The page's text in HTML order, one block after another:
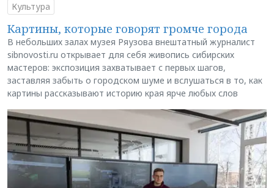
Культура
Картины, которые говорят громче города
В небольших залах музея Ряузова внештатный журналист
sibnovosti.ru открывает для себя живопись сибирских
мастеров: экспозиция захватывает с первых шагов,
заставляя забыть о городском шуме и вслушаться в то, как
картины рассказывают историю края ярче любых слов